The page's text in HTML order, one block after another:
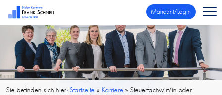
Mandant/Login
Sie befinden sich hier:Startseite »Karriere »Steuerfachwirt/in oder